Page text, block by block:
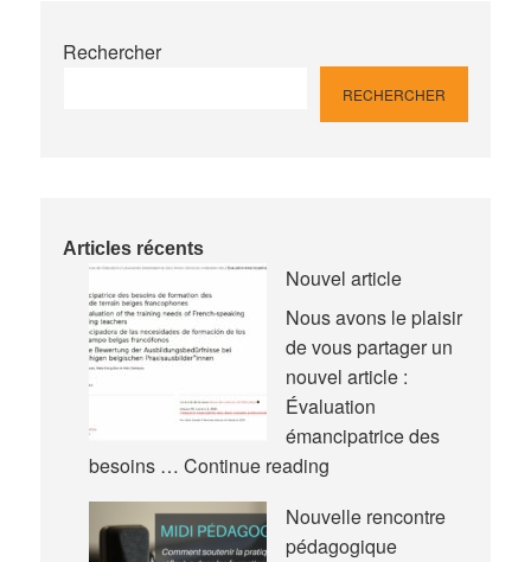
Rechercher
RECHERCHER
Articles récents
Nouvel article
Nous avons le plaisir
de vous partager un
nouvel article :
Évaluation
émancipatrice des
besoins … Continue readingNouvel
Nouvelle rencontre
pédagogique